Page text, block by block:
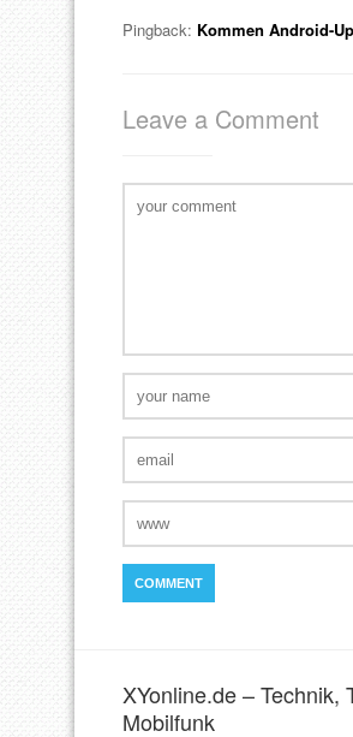
Pingback: Kommen Android-
Leave a Comment
XYonline.de – Technik,
Mobilfunk